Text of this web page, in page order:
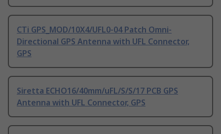
CTi GPS_MOD/10X4/UFL0-04 Patch Omni-
Directional GPS Antenna with UFL Connector,
GPS
Siretta ECHO16/40mm/uFL/S/S/17 PCB GPS
Antenna with UFL Connector, GPS